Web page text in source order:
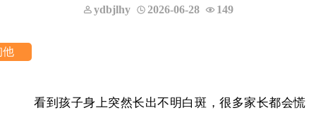
ydbjlhy 2026-06-28 149
看到孩子身上突然长出不明白斑，很多家长都会慌